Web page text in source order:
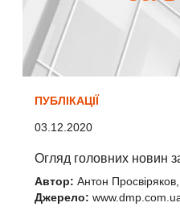
ПУБЛІКАЦІЇ
03.12.2020
Огляд головних новин
Автор: Антон
Джерело: